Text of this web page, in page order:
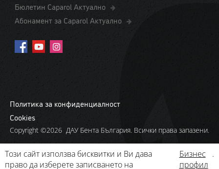
Бюлетин Caparol Актуално
Абонамент за Caparol Актуално
Политика за конфиденциалност
Cookies
Copyright ©2026 ДАУ Бента България. Всички права запазени.
Този сайт използва бисквитки и Ви дава
право да изберете записването на
Бизнес
профил
.